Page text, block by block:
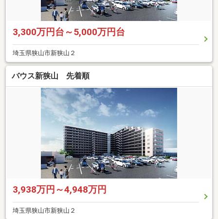
3,300万円台～5,000万円台
埼玉県狭山市新狭山２
バウス新狭山 先着順
3,938万円～4,948万円
埼玉県狭山市新狭山２